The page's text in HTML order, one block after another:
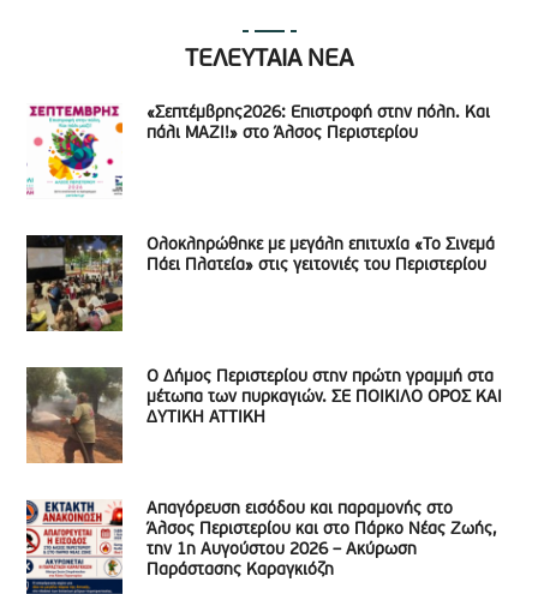
ΤΕΛΕΥΤΑΙΑ ΝΕΑ
«Σεπτέμβρης2026: Επιστροφή στην πόλη. Και
πάλι ΜΑΖΙ!» στο Άλσος Περιστερίου
Ολοκληρώθηκε με μεγάλη επιτυχία «Το Σινεμά
Πάει Πλατεία» στις γειτονιές του Περιστερίου
Ο Δήμος Περιστερίου στην πρώτη γραμμή στα
μέτωπα των πυρκαγιών. ΣΕ ΠΟΙΚΙΛΟ ΟΡΟΣ ΚΑΙ
ΔΥΤΙΚΗ ΑΤΤΙΚΗ
Απαγόρευση εισόδου και παραμονής στο
Άλσος Περιστερίου και στο Πάρκο Νέας Ζωής,
την 1η Αυγούστου 2026 – Ακύρωση
Παράστασης Καραγκιόζη